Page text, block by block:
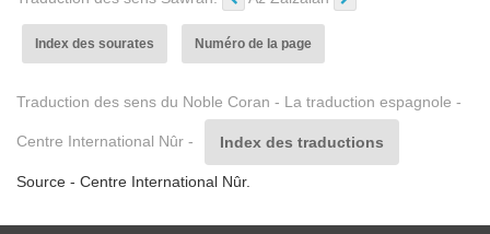
Index des sourates Numéro de la page
Traduction des sens du Noble Coran - La traduction espagnole -
Centre International Nûr - Index des traductions
Source - Centre International Nûr.